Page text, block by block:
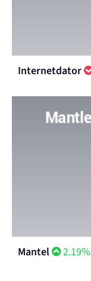
Internetdator
Mantel 2.19%